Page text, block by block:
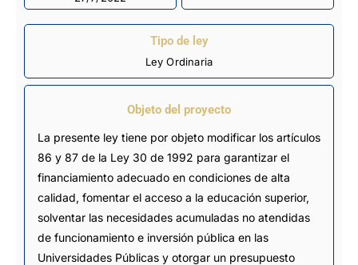
Tipo de ley
Ley Ordinaria
Objeto del proyecto
La presente ley tiene por objeto modificar los artículos
86 y 87 de la Ley 30 de 1992 para garantizar el
financiamiento adecuado en condiciones de alta
calidad, fomentar el acceso a la educación superior,
solventar las necesidades acumuladas no atendidas
de funcionamiento e inversión pública en las
Universidades Públicas y otorgar un presupuesto